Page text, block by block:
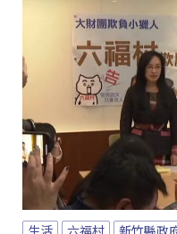
生活 六福村 新竹縣政